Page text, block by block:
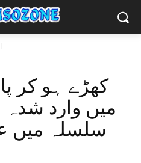
کھڑے ہو کر
میں وارد شدہ
سلسلہ میں